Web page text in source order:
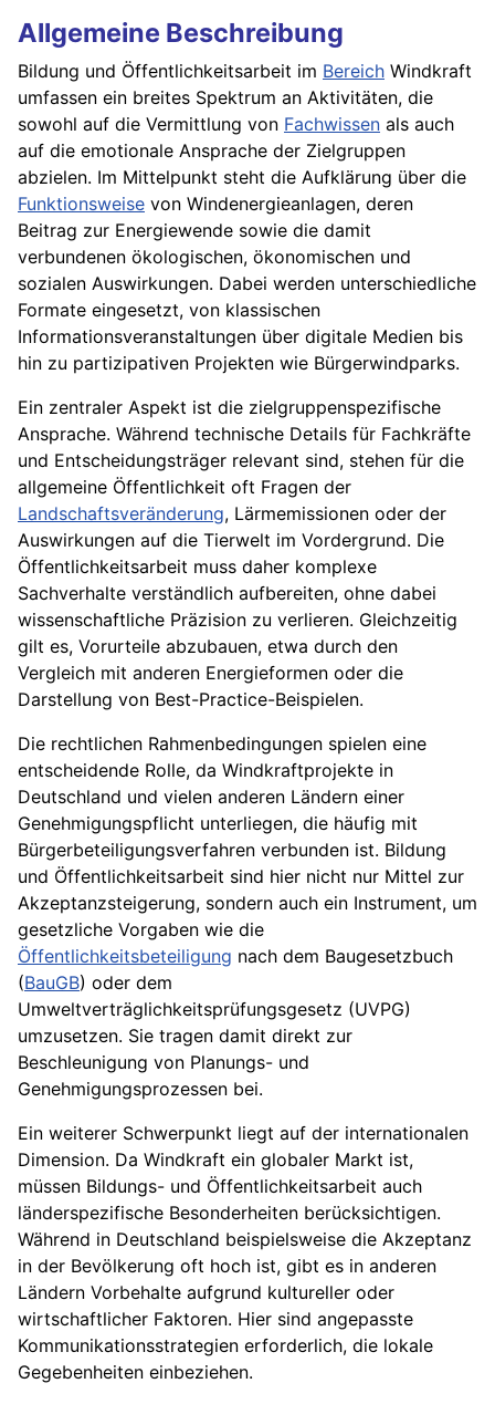
Allgemeine Beschreibung
Bildung und Öffentlichkeitsarbeit im Bereich Windkraft
umfassen ein breites Spektrum an Aktivitäten, die
sowohl auf die Vermittlung von Fachwissen als auch
auf die emotionale Ansprache der Zielgruppen
abzielen. Im Mittelpunkt steht die Aufklärung über die
Funktionsweise von Windenergieanlagen, deren
Beitrag zur Energiewende sowie die damit
verbundenen ökologischen, ökonomischen und
sozialen Auswirkungen. Dabei werden unterschiedliche
Formate eingesetzt, von klassischen
Informationsveranstaltungen über digitale Medien bis
hin zu partizipativen Projekten wie Bürgerwindparks.
Ein zentraler Aspekt ist die zielgruppenspezifische
Ansprache. Während technische Details für Fachkräfte
und Entscheidungsträger relevant sind, stehen für die
allgemeine Öffentlichkeit oft Fragen der
Landschaftsveränderung, Lärmemissionen oder der
Auswirkungen auf die Tierwelt im Vordergrund. Die
Öffentlichkeitsarbeit muss daher komplexe
Sachverhalte verständlich aufbereiten, ohne dabei
wissenschaftliche Präzision zu verlieren. Gleichzeitig
gilt es, Vorurteile abzubauen, etwa durch den
Vergleich mit anderen Energieformen oder die
Darstellung von Best-Practice-Beispielen.
Die rechtlichen Rahmenbedingungen spielen eine
entscheidende Rolle, da Windkraftprojekte in
Deutschland und vielen anderen Ländern einer
Genehmigungspflicht unterliegen, die häufig mit
Bürgerbeteiligungsverfahren verbunden ist. Bildung
und Öffentlichkeitsarbeit sind hier nicht nur Mittel zur
Akzeptanzsteigerung, sondern auch ein Instrument, um
gesetzliche Vorgaben wie die
Öffentlichkeitsbeteiligung nach dem Baugesetzbuch
(BauGB) oder dem
Umweltverträglichkeitsprüfungsgesetz (UVPG)
umzusetzen. Sie tragen damit direkt zur
Beschleunigung von Planungs- und
Genehmigungsprozessen bei.
Ein weiterer Schwerpunkt liegt auf der internationalen
Dimension. Da Windkraft ein globaler Markt ist,
müssen Bildungs- und Öffentlichkeitsarbeit auch
länderspezifische Besonderheiten berücksichtigen.
Während in Deutschland beispielsweise die Akzeptanz
in der Bevölkerung oft hoch ist, gibt es in anderen
Ländern Vorbehalte aufgrund kultureller oder
wirtschaftlicher Faktoren. Hier sind angepasste
Kommunikationsstrategien erforderlich, die lokale
Gegebenheiten einbeziehen.